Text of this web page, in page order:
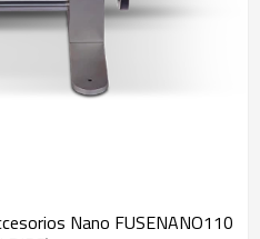
Nano FUSENANO110